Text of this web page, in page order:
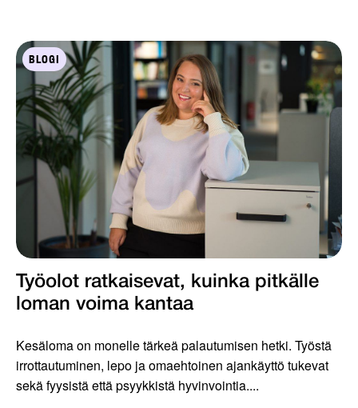
BLOGI
Työolot ratkaisevat, kuinka pitkälle
loman voima kantaa
Kesäloma on monelle tärkeä palautumisen hetki. Työstä
irrottautuminen, lepo ja omaehtoinen ajankäyttö tukevat
sekä fyysistä että psyykkistä hyvinvointia....